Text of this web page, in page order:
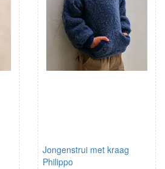
Jongenstrui met kraag
Philippo